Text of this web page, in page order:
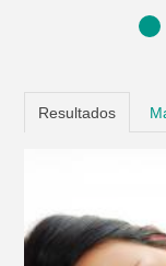
Resultados